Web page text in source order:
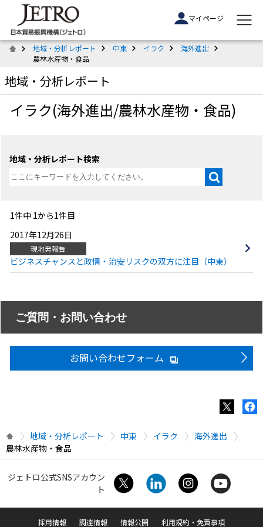
マイページ
地域・分析レポート 中東 イラク
海外進出
農林水産物・食品
地域・分析レポート
イラク(海外進出/農林水産物・食品)
地域・分析レポート検索
1件中 1から1件目
2017年12月26日
現地発報告
ビジネスチャンスと政情・治安リスクの双方に注目（中東）
ご質問・お問い合わせ
お問い合わせフォーム
地域・分析レポート 中東 イラク
海外進出
農林水産物・食品
ジェトロ公式SNSアカウン
ト
採用情報 調達情報 情報公開 利用規約・免責事項